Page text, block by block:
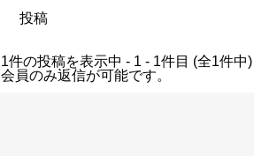
投稿
1件の投稿を表示中 - 1 - 1件目 (全1件中)
会員のみ返信が可能です。